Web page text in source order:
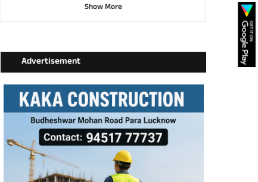
Show More
Advertisement